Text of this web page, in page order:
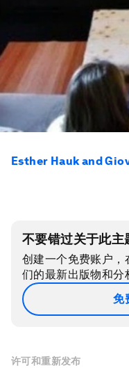
Esther Hauk and
不要错过关于此主
创建一个免费账户
们的最新出版物和分
免
许可和重新发布